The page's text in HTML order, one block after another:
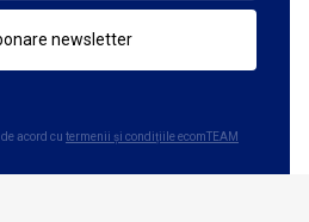
newsletter
acord cu termenii și condițiile ecomTEAM